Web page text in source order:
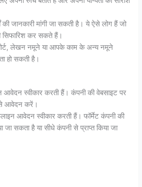
जानकारी मांगी जा सकती है। ये ऐसे लोग हैं जो
कर सकते हैं।
लेखन नमूने या आपके काम के अन्य नमूने
हो सकती है।
स्वीकार करती हैं। कंपनी की वेबसाइट पर
आवेदन करें।
आवेदन स्वीकार करती हैं। फॉर्मेट कंपनी की
जा सकता है या सीधे कंपनी से प्राप्त किया जा